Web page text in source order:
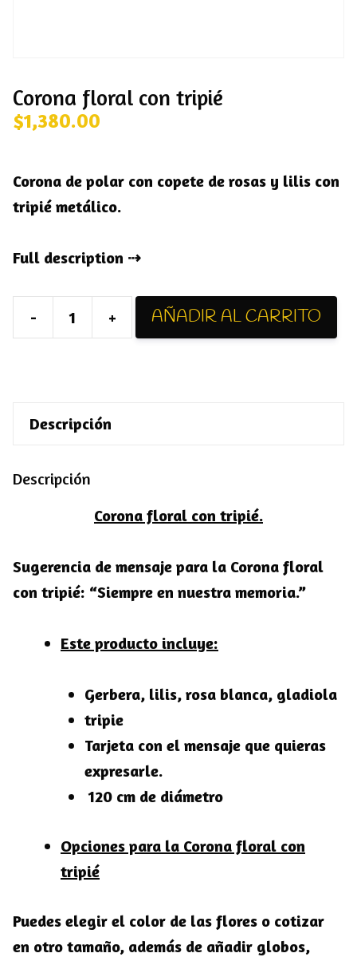
Corona floral con tripié
$1,380.00
Corona de polar con copete de rosas y lilis con
tripié metálico.
Full description
-
Corona
+ AÑADIR AL CARRITO
Descripción
Descripción
Corona floral con tripié.
Sugerencia de mensaje para la Corona floral
con tripié: “Siempre en nuestra memoria.”
Este producto incluye:
Gerbera, lilis, rosa blanca, gladiola
tripie
Tarjeta con el mensaje que quieras
expresarle.
120 cm de diámetro
Opciones para la Corona floral con
tripié
Puedes elegir el color de las flores o cotizar
en otro tamaño, además de añadir globos,